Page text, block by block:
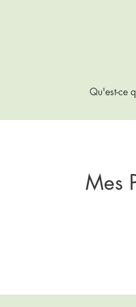
Qu'est-ce
Mes